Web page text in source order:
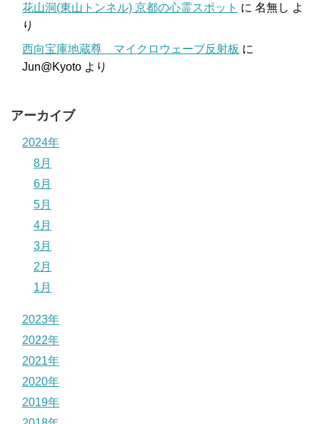
花山洞(東山トンネル) 京都の心霊スポット に 名無し よ
り
西向宝庫地蔵尊 マイクロウェーブ反射板 に
Jun@Kyoto より
アーカイブ
2024年
8月
6月
5月
4月
3月
2月
1月
2023年
2022年
2021年
2020年
2019年